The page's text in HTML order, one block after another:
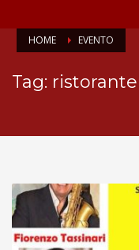
HOME EVENTO
Tag: